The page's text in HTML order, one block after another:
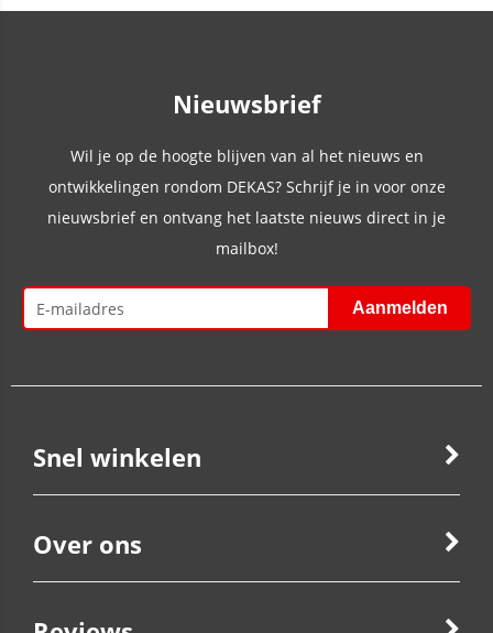
Nieuwsbrief
Wil je op de hoogte blijven van al het nieuws en
ontwikkelingen rondom DEKAS? Schrijf je in voor onze
nieuwsbrief en ontvang het laatste nieuws direct in je
mailbox!
Snel winkelen
Over ons